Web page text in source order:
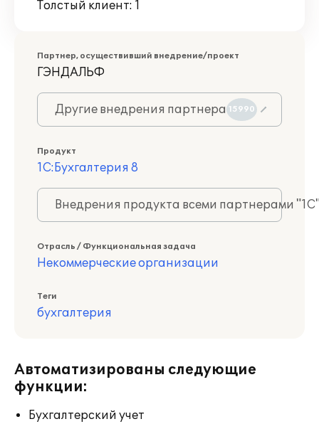
Толстый клиент: 1
Партнер, осуществивший внедрение/проект
ГЭНДАЛЬФ
Другие внедрения партнера 15990
Продукт
1С:Бухгалтерия 8
Внедрения продукта всеми партнерами
Отрасль / Функциональная задача
Некоммерческие организации
Теги
бухгалтерия
Автоматизированы следующие
функции:
Бухгалтерский учет